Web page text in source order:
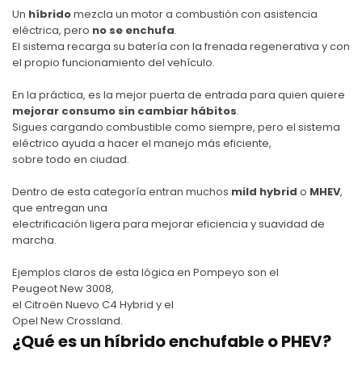
Un híbridomezcla un motor a combustión con asistencia
eléctrica, pero no se enchufa.
El sistema recarga su batería con la frenada regenerativa y con
el propio funcionamiento del vehículo.
En la práctica, es la mejor puerta de entrada para quien quiere
mejorar consumo sin cambiar hábitos.
Sigues cargando combustible como siempre, pero el sistema
eléctrico ayuda a hacer el manejo más eficiente,
sobre todo en ciudad.
Dentro de esta categoría entran muchos mild hybrid o MHEV,
que entregan una
electrificación ligera para mejorar eficiencia y suavidad de
marcha.
Ejemplos claros de esta lógica en Pompeyo son el
Peugeot New 3008,
el Citroën Nuevo C4 Hybrid y el
Opel New Crossland.
¿Qué es un híbrido enchufable o PHEV?